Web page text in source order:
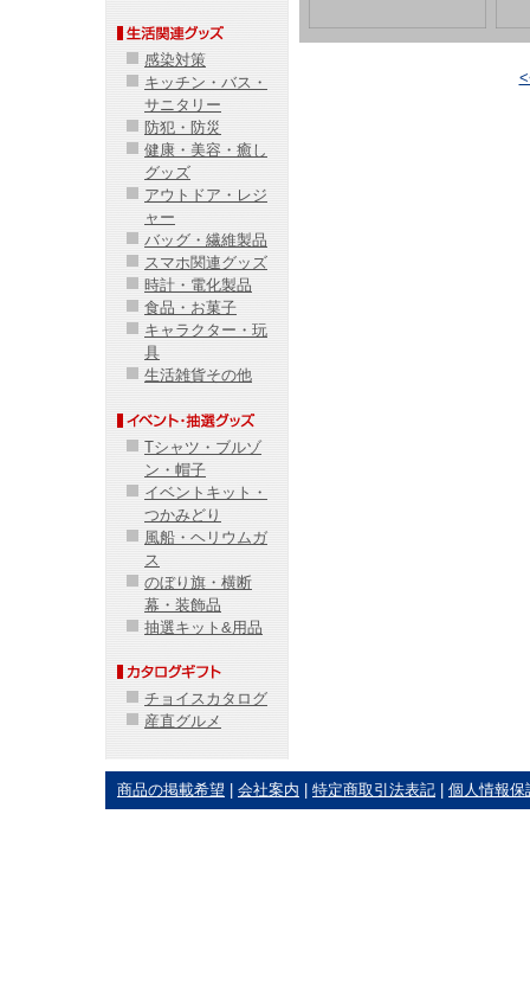
感染対策
キッチン・バス・
サニタリー
防犯・防災
健康・美容・癒し
グッズ
アウトドア・レジ
ャー
バッグ・繊維製品
スマホ関連グッズ
時計・電化製品
食品・お菓子
キャラクター・玩
具
生活雑貨その他
Tシャツ・ブルゾ
ン・帽子
イベントキット・
つかみどり
風船・ヘリウムガ
ス
のぼり旗・横断
幕・装飾品
抽選キット&用品
チョイスカタログ
産直グルメ
商品の掲載希望 会社案内 特定商取引法表記 個人情報保